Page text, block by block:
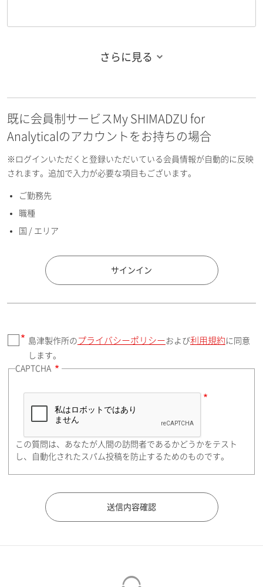
お名前フリガナ（名）
E-mailアドレス（半角英数）
国 / エリア
郵便番号（勤務先）
住所検索
都道府県（勤務先）
さらに見る
既に会員制サービスMy SHIMADZU for
Analyticalのアカウントをお持ちの場合
※ログインいただくと登録いただいている会員情報が自動的に反映
されます。追加で入力が必要な項目もございます。
ご勤務先
職種
国 / エリア
サインイン
島津製作所の プライバシーポリシーおよび利用規約 に同意
します。
CAPTCHA
この質問は、あなたが人間の訪問者であるかどうかをテスト
し、自動化されたスパム投稿を防止するためのものです。